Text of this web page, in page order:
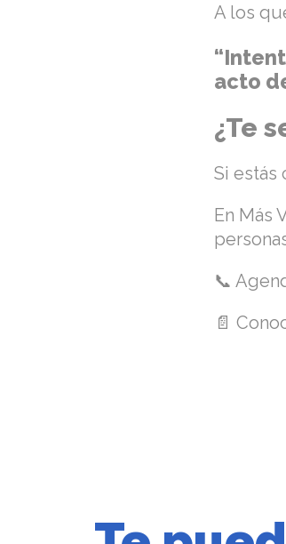
A los
acto
¿Te
Si estás
En Más
📞
📄